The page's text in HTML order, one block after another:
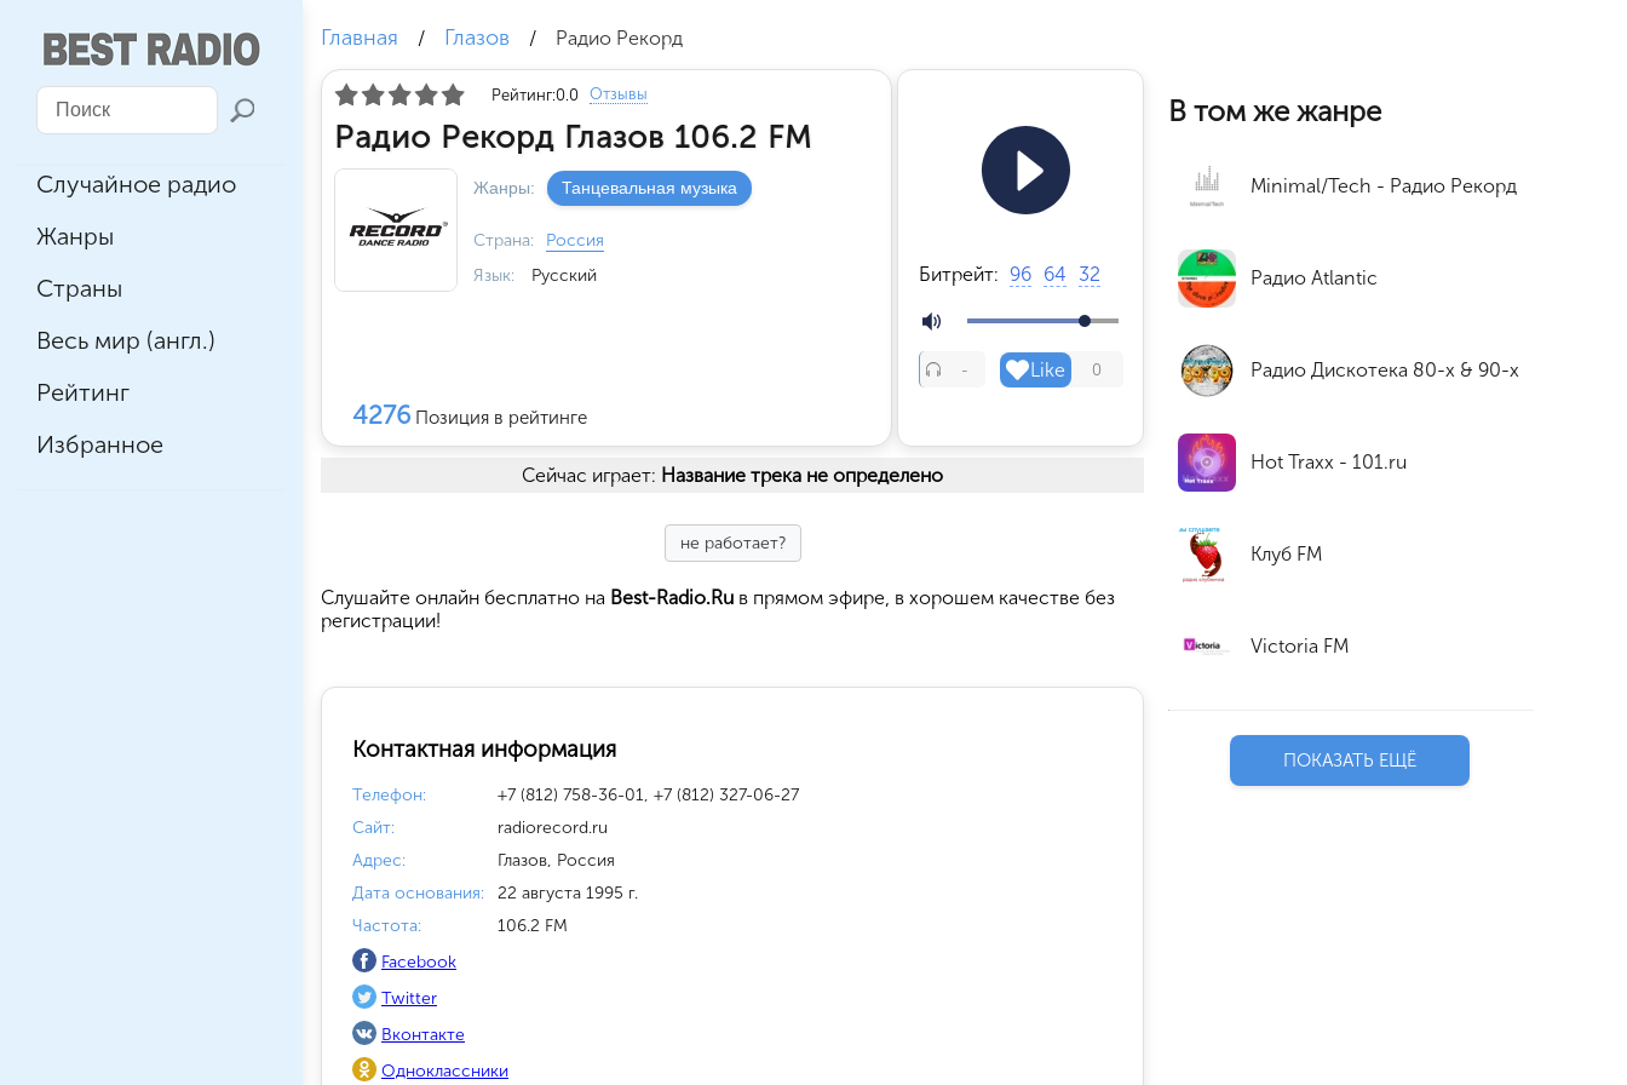
Случайное радио
Жанры
Страны
Весь мир (англ.)
Рейтинг
Избранное
Главная / Глазов / Радио Рекорд
Рейтинг:0.0 Отзывы
Радио Рекорд Глазов 106.2 FM
Жанры: Танцевальная музыка
Страна:
Россия
Язык:
Русский Битрейт: 96 64 32
- Like 0
4276 Позиция в рейтинге
Сейчас играет: Название трека не определено
не работает?
Cлушайте онлайн бесплатно на Best-Radio.Ru в прямом эфире, в хорошем качестве без
регистрации!
Контактная информация
Телефон:
+7 (812) 758-36-01, +7 (812) 327-06-27
Сайт:
radiorecord.ru
Адрес:
Глазов, Россия
Дата основания:
22 августа 1995 г.
Частота:
106.2 FM
Facebook
Twitter
Вконтакте
Одноклассники
В том же жанре
Minimal/Tech - Радио Рекорд
Радио Atlantic
Радио Дискотека 80-х & 90-х
Hot Traxx - 101.ru
Клуб FM
Victoria FM
ПОКАЗАТЬ ЕЩЁ